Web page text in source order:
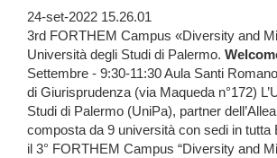
24-set-2022 15.26.01
3rd FORTHEM Campus «Diversity and
Università degli Studi di Palermo.
Settembre - 9:30-11:30 Aula Santi
di Giurisprudenza (via Maqueda n°172)
Studi di Palermo (UniPa), partner
composta da 9 università con sedi in tutta
il 3° FORTHEM Campus “Diversity and